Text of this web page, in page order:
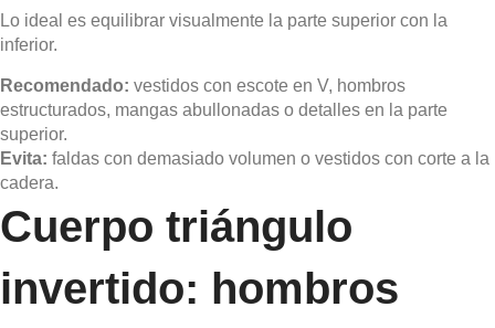
Lo ideal es equilibrar visualmente la parte superior con la
inferior.
Recomendado: vestidos con escote en V, hombros
estructurados, mangas abullonadas o detalles en la parte
superior.
Evita: faldas con demasiado volumen o vestidos con corte a la
cadera.
Cuerpo triángulo
invertido: hombros